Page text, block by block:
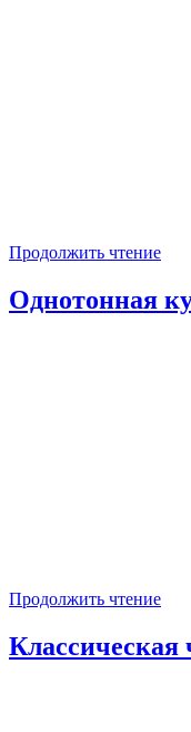
Продолжить чтение
Однотонная
Продолжить чтение
Классическая